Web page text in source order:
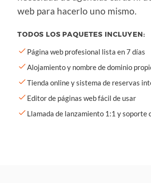
web para hacerlo uno mismo.
TODOS LOS PAQUETES INCLUYEN:
Página web profesional lista en 7 días
Alojamiento y nombre de dominio
Tienda online y sistema de reservas
Editor de páginas web fácil de usar
Llamada de lanzamiento 1:1 y soporte